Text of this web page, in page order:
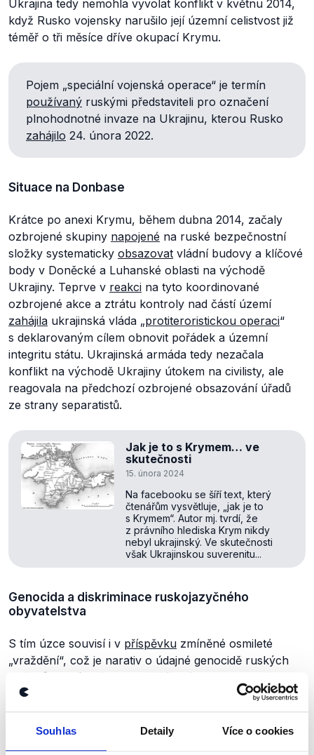
Souhlas Detaily Více o cookies
Ukrajina tedy nemohla vyvolat konflikt v květnu 2014,
když Rusko vojensky narušilo její územní celistvost již
téměř o tři měsíce dříve okupací Krymu.
Pojem „speciální vojenská operace“ je termín
používaný ruskými představiteli pro označení
plnohodnotné invaze na Ukrajinu, kterou Rusko
zahájilo 24. února 2022.
Situace na Donbase
Krátce po anexi Krymu, během dubna 2014, začaly
ozbrojené skupiny napojené na ruské bezpečnostní
složky systematicky obsazovat vládní budovy a klíčové
body v Doněcké a Luhanské oblasti na východě
Ukrajiny. Teprve v reakci na tyto koordinované
ozbrojené akce a ztrátu kontroly nad částí území
zahájila ukrajinská vláda „protiteroristickou operaci“
s deklarovaným cílem obnovit pořádek a územní
integritu státu. Ukrajinská armáda tedy nezačala
konflikt na východě Ukrajiny útokem na civilisty, ale
reagovala na předchozí ozbrojené obsazování úřadů
ze strany separatistů.
Jak je to s Krymem… ve
skutečnosti
15. února 2024
Na facebooku se šíří text, který
čtenářům vysvětluje, „jak je to
s Krymem“. Autor mj. tvrdí, že
z právního hlediska Krym nikdy
nebyl ukrajinský. Ve skutečnosti
však Ukrajinskou suverenitu...
Genocida a diskriminace ruskojazyčného
obyvatelstva
S tím úzce souvisí i v příspěvku zmíněné osmileté
„vraždění“, což je narativ o údajné genocidě ruských
občanů, který začal aktivně
šířit
sám Vladimir Putin pro
ospravedlnění
ruské invaze. Pro tvrzení o cíleném
vyhlazování civilistů všakneexistujížádné důkazy.
ZprávyOSNi
, které situaci na Ukrajině